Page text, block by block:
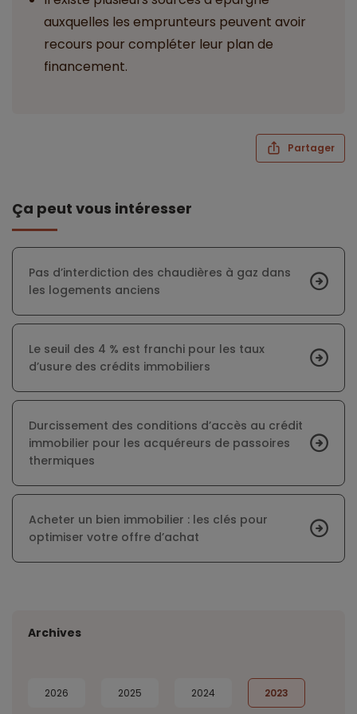
auxquelles les emprunteurs peuvent avoir
recours pour compléter leur plan de
financement.
Partager
Ça peut vous intéresser
Pas d’interdiction des chaudières à gaz dans
les logements anciens
Le seuil des 4 % est franchi pour les taux
d’usure des crédits immobiliers
Durcissement des conditions d’accès au crédit
immobilier pour les acquéreurs de passoires
thermiques
Acheter un bien immobilier : les clés pour
optimiser votre offre d’achat
Archives
2026 2025 2024 2023